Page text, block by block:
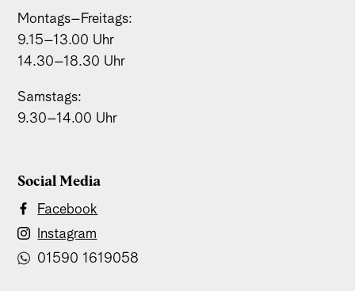
Montags–Freitags:
9.15–13.00 Uhr
14.30–18.30 Uhr
Samstags:
9.30–14.00 Uhr
Social Media
Facebook
Instagram
01590 1619058